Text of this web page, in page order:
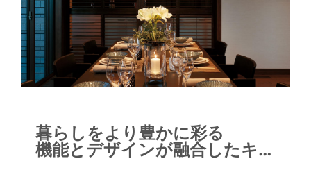
暮らしをより豊かに彩る
機能とデザインが融合したキ